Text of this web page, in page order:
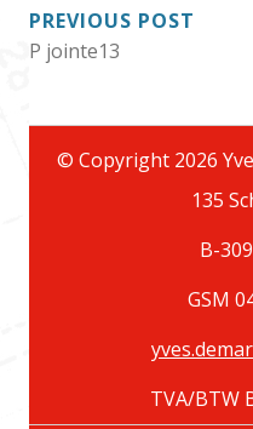
POST
NAVIGATION
PREVIOUS POST
P jointe13
© Copyright 2026
135
B-
GSM
TVA/BTW